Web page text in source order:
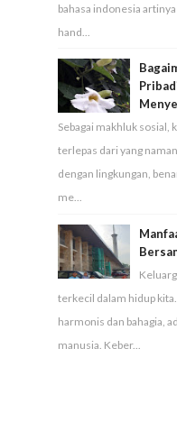
bahasa indonesia
hand...
Sebagai makhluk sosial,
terlepas dari yang
dengan lingkungan,
me...
terkecil dalam hidup
harmonis dan bahagia,
manusia. Keber...